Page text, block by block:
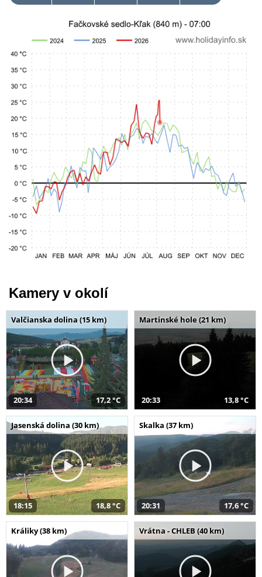
Kamery v okolí
Valčianska dolina (15 km)
20:34 17,2 °C
Martinské hole (21 km)
20:33 13,8 °C
Jasenská dolina (30 km)
18:15 18,8 °C
Skalka (37 km)
20:31 17,6 °C
Králiky (38 km) Vrátna - CHLEB (40 km)